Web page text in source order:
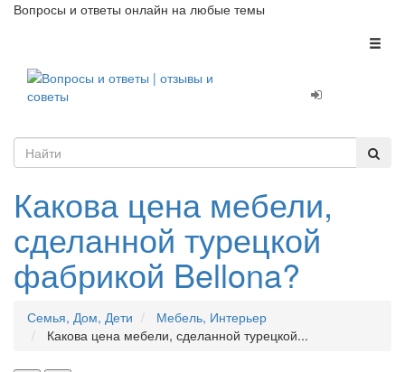
Вопросы и ответы онлайн на любые темы
Какова цена мебели,
сделанной турецкой
фабрикой Bellona?
Семья, Дом, Дети
Мебель, Интерьер
Какова цена мебели, сделанной турецкой...